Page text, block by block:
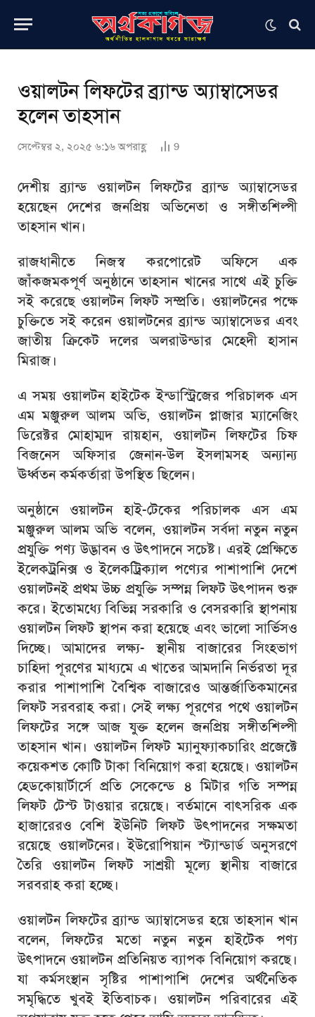
ওয়ালটন লিফটের ব্র্যান্ড অ্যাম্বাসেডর
হলেন তাহসান
সেপ্টেম্বর ২, ২০২৫ ৬:১৬ অপরাহ্ণ 9
দেশীয় ব্র্যান্ড ওয়ালটন লিফটের ব্র্যান্ড অ্যাম্বাসেডর
হয়েছেন দেশের জনপ্রিয় অভিনেতা ও সঙ্গীতশিল্পী
তাহসান খান।
রাজধানীতে নিজস্ব করপোরেট অফিসে এক
জাঁকজমকপূর্ণ অনুষ্ঠানে তাহসান খানের সাথে এই চুক্তি
সই করেছে ওয়ালটন লিফট সম্প্রতি। ওয়ালটনের পক্ষে
চুক্তিতে সই করেন ওয়ালটনের ব্র্যান্ড অ্যাম্বাসেডর এবং
জাতীয় ক্রিকেট দলের অলরাউন্ডার মেহেদী হাসান
মিরাজ।
এ সময় ওয়ালটন হাইটেক ইন্ডাস্ট্রিজের পরিচালক এস
এম মঞ্জুরুল আলম অভি, ওয়ালটন প্লাজার ম্যানেজিং
ডিরেক্টর মোহাম্মদ রায়হান, ওয়ালটন লিফটের চিফ
বিজনেস অফিসার জেনান-উল ইসলামসহ অন্যান্য
ঊর্ধ্বতন কর্মকর্তারা উপস্থিত ছিলেন।
অনুষ্ঠানে ওয়ালটন হাই-টেকের পরিচালক এস এম
মঞ্জুরুল আলম অভি বলেন, ওয়ালটন সর্বদা নতুন নতুন
প্রযুক্তি পণ্য উদ্ভাবন ও উৎপাদনে সচেষ্ট। এরই প্রেক্ষিতে
ইলেকট্রনিক্স ও ইলেকট্রিক্যাল পণ্যের পাশাপাশি দেশে
ওয়ালটনই প্রথম উচ্চ প্রযুক্তি সম্পন্ন লিফট উৎপাদন শুরু
করে। ইতোমধ্যে বিভিন্ন সরকারি ও বেসরকারি স্থাপনায়
ওয়ালটন লিফট স্থাপন করা হয়েছে এবং ভালো সার্ভিসও
দিচ্ছে। আমাদের লক্ষ্য- স্থানীয় বাজারের সিংহভাগ
চাহিদা পূরণের মাধ্যমে এ খাতের আমদানি নির্ভরতা দূর
করার পাশাপাশি বৈশ্বিক বাজারেও আন্তর্জাতিকমানের
লিফট সরবরাহ করা। সেই লক্ষ্য পূরণের পথে ওয়ালটন
লিফটের সঙ্গে আজ যুক্ত হলেন জনপ্রিয় সঙ্গীতশিল্পী
তাহসান খান। ওয়ালটন লিফট ম্যানুফ্যাকচারিং প্রজেক্টে
কয়েকশত কোটি টাকা বিনিয়োগ করা হয়েছে। ওয়ালটন
হেডকোয়ার্টার্সে প্রতি সেকেন্ডে ৪ মিটার গতি সম্পন্ন
লিফট টেস্ট টাওয়ার রয়েছে। বর্তমানে বাৎসরিক এক
হাজারেরও বেশি ইউনিট লিফট উৎপাদনের সক্ষমতা
রয়েছে ওয়ালটনের। ইউরোপিয়ান স্ট্যান্ডার্ড অনুসরণে
তৈরি ওয়ালটন লিফট সাশ্রয়ী মূল্যে স্থানীয় বাজারে
সরবরাহ করা হচ্ছে।
ওয়ালটন লিফটের ব্র্যান্ড অ্যাম্বাসেডর হয়ে তাহসান খান
বলেন, লিফটের মতো নতুন নতুন হাইটেক পণ্য
উৎপাদনে ওয়ালটন প্রতিনিয়ত ব্যাপক বিনিয়োগ করছে।
যা কর্মসংস্থান সৃষ্টির পাশাপাশি দেশের অর্থনৈতিক
সমৃদ্ধিতে খুবই ইতিবাচক। ওয়ালটন পরিবারের এই